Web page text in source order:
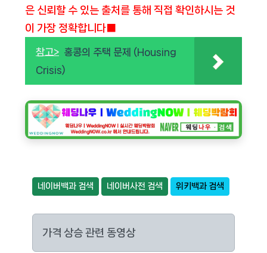
은 신뢰할 수 있는 출처를 통해 직접 확인하시는 것
이 가장 정확합니다■
참고> 홍콩의 주택 문제 (Housing
Crisis)
네이버백과 검색 네이버사전 검색 위키백과 검색
가격 상승 관련 동영상